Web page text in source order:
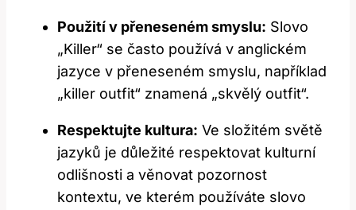
Použití v přeneseném smyslu: Slovo
„Killer“ se často používá v anglickém
jazyce v přeneseném smyslu, například
„killer outfit“ znamená „skvělý outfit“.
Respektujte kultura: Ve složitém světě
jazyků je důležité respektovat kulturní
odlišnosti a věnovat pozornost
kontextu, ve kterém používáte slovo